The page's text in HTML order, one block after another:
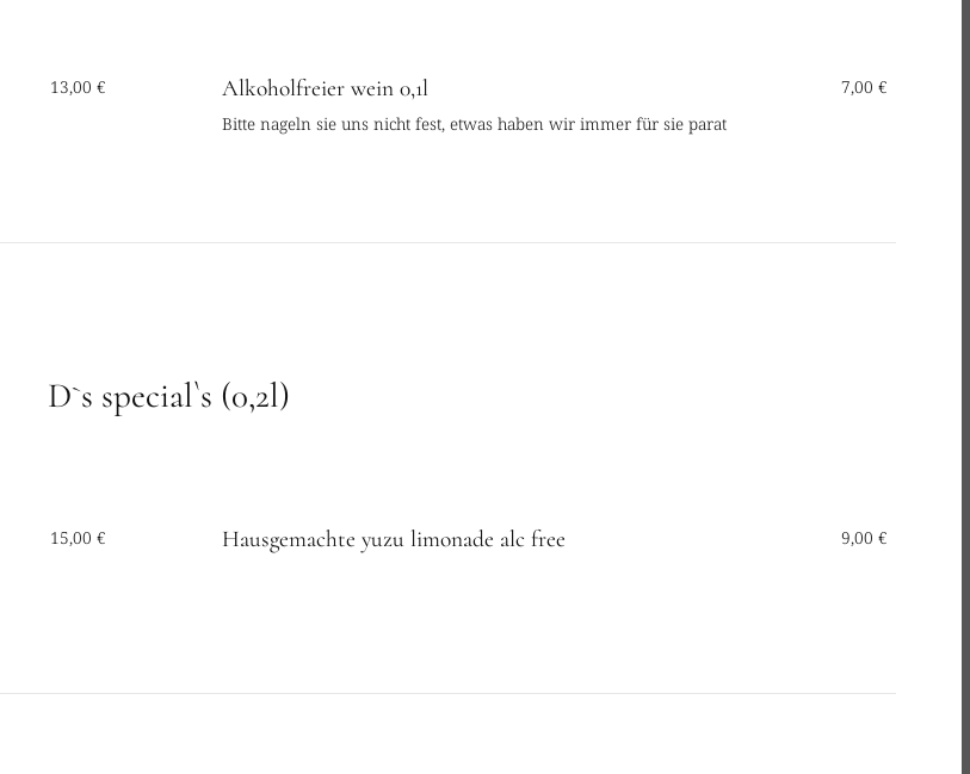
13,00 € Alkoholfreier wein 0,1l
Bitte nageln sie uns nicht fest, etwas haben wir immer für sie parat
7,00 €
D`s special`s (0,2l)
15,00 € Hausgemachte yuzu limonade alc free 9,00 €